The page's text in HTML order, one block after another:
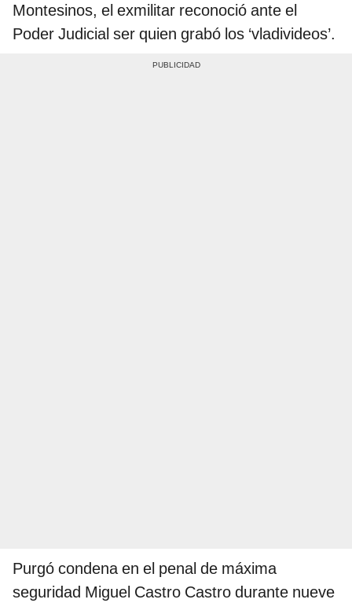
Montesinos, el exmilitar reconoció ante el
Poder Judicial ser quien grabó los ‘vladivideos’.
Purgó condena en el penal de máxima
seguridad Miguel Castro Castro durante nueve